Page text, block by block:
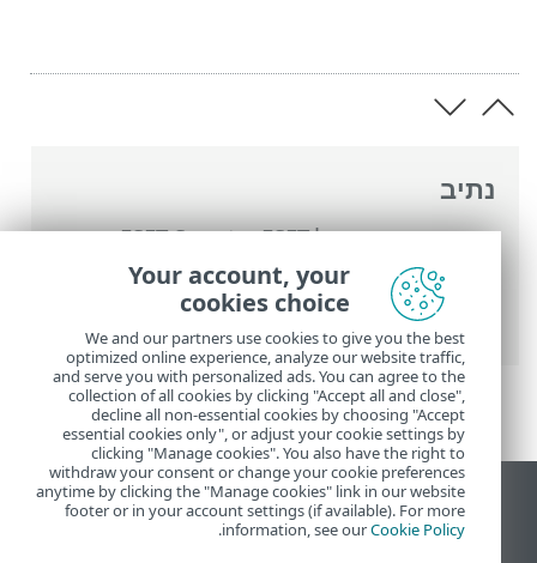
נתיב
העזרה המקוונת של ESET >
ESET Smart
Security Premium
>הגדרות מתקדמות
הגנות>הגנת גישה לאינטרנט> סריקה של
תעבורת HTTP (S)‎
הצג את האתר למחשב
End of Life
Your account, your
cookies choice
We and our partners use cookies to give you the best
optimized online experience, analyze our website traffic,
and serve you with personalized ads. You can agree to the
collection of all cookies by clicking "Accept all and close",
decline all non-essential cookies by choosing "Accept
essential cookies only", or adjust your cookie settings by
clicking "Manage cookies". You also have the right to
withdraw your consent or change your cookie preferences
anytime by clicking the "Manage cookies" link in our website
footer or in your account settings (if available). For more
information, see ourCookie Policy
.